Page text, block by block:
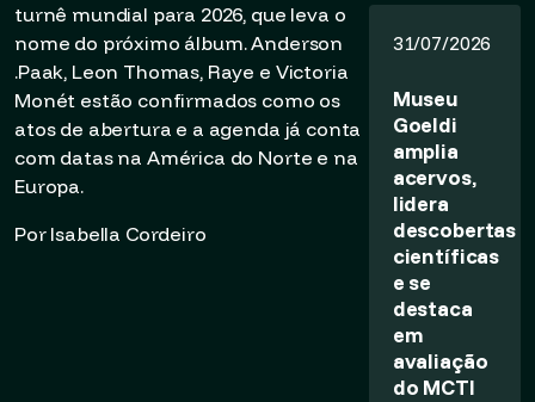
turnê mundial para 2026, que leva o
nome do próximo álbum. Anderson
.Paak, Leon Thomas, Raye e Victoria
Monét estão confirmados como os
atos de abertura e a agenda já conta
com datas na América do Norte e na
Europa.
Por Isabella Cordeiro
31/07/2026
Museu
Goeldi
amplia
acervos,
lidera
descobertas
científicas
e se
destaca
em
avaliação
do MCTI